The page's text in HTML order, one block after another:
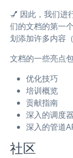
💅 因此，我们进
们的文档的第一
划添加许多内容
文档的一些亮点
优化技巧
培训概览
贡献指南
深入的调度
深入的管道
社区